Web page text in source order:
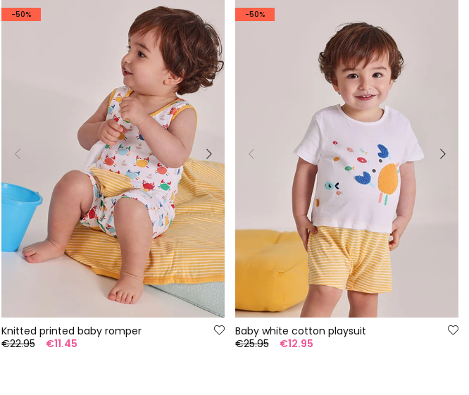
-50%
Knitted printed baby romper
€22.95
€11.45
-50%
Baby white cotton playsuit
€25.95
€12.95